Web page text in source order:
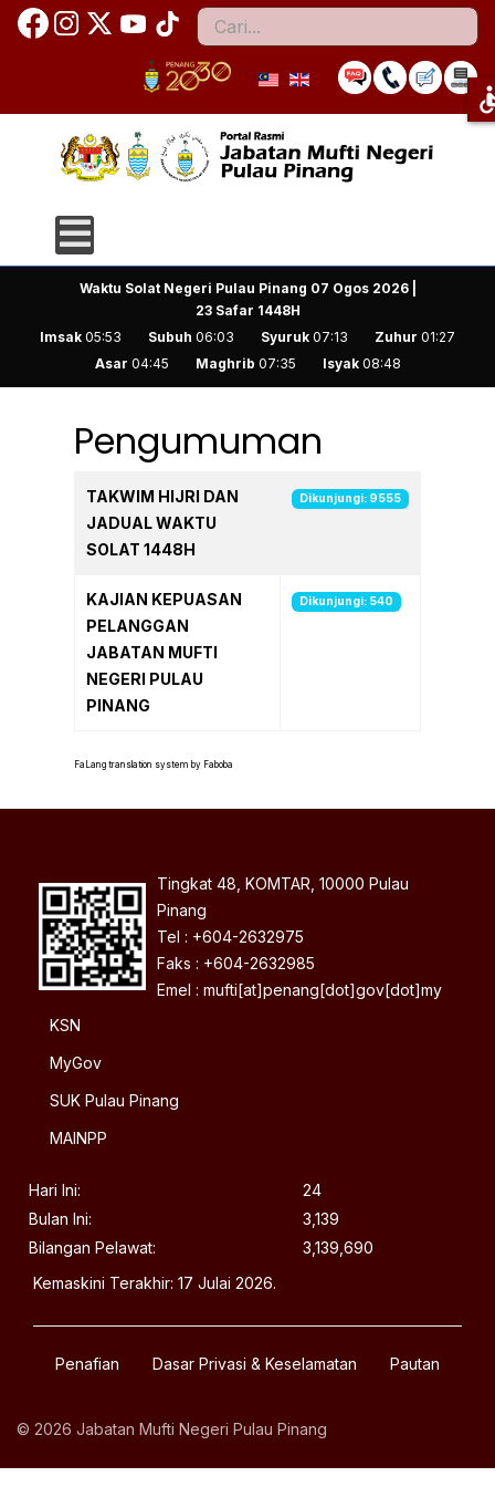
Cari
Waktu Solat Negeri Pulau Pinang 07 Ogos 2026 |
23 Safar 1448H
Imsak 05:53 Subuh 06:03 Syuruk 07:13 Zuhur 01:27
Asar 04:45 Maghrib 07:35 Isyak08:48
Pengumuman
Tajuk Dikunjungi
TAKWIM HIJRI DAN
JADUAL WAKTU
SOLAT 1448H
Dikunjungi: 9555
KAJIAN KEPUASAN
PELANGGAN
JABATAN MUFTI
NEGERI PULAU
PINANG
Dikunjungi: 540
FaLang translation system by Faboba
Tingkat 48, KOMTAR, 10000 Pulau
Pinang
Tel : +604-2632975
Faks : +604-2632985
Emel : mufti[at]penang[dot]gov[dot]my
KSN
MyGov
SUK Pulau Pinang
MAINPP
Hari Ini:
24
Bulan Ini:
3,139
Bilangan Pelawat:
3,139,690
Kemaskini Terakhir: 17 Julai 2026.
Penafian Dasar Privasi & Keselamatan Pautan
© 2026 Jabatan Mufti Negeri Pulau Pinang